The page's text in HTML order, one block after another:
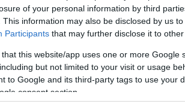
of your personal information by third
This information may also be disclosed by us
Participants that may further disclose it to other
that this website/app uses one or more Google
but not limited to your visit or usage
to Google and its third-party tags to use your
consent section.